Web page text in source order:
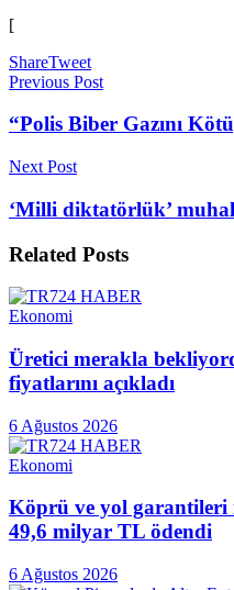
[
ShareTweet
Previous Post
“Polis Biber Gazını
Next Post
‘Milli diktatörlük’
Related Posts
Ekonomi
Üretici merakla
fiyatlarını açıkladı
6 Ağustos 2026
Ekonomi
Köprü ve yol garantileri
49,6 milyar TL ödendi
6 Ağustos 2026